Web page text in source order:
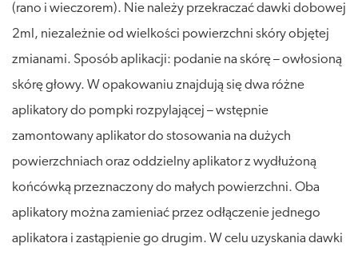
(rano i wieczorem). Nie należy przekraczać dawki dobowej
2ml, niezależnie od wielkości powierzchni skóry objętej
zmianami. Sposób aplikacji: podanie na skórę – owłosioną
skórę głowy. W opakowaniu znajdują się dwa różne
aplikatory do pompki rozpylającej – wstępnie
zamontowany aplikator do stosowania na dużych
powierzchniach oraz oddzielny aplikator z wydłużoną
końcówką przeznaczony do małych powierzchni. Oba
aplikatory można zamieniać przez odłączenie jednego
aplikatora i zastąpienie go drugim. W celu uzyskania dawki